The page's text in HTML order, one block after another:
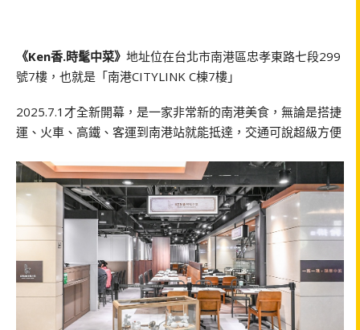
《Ken香.時髦中菜》 地址位在台北市南港區忠孝東路七段299
號7樓，也就是「南港CITYLINK C棟7樓」
2025.7.1才全新開幕，是一家非常新的南港美食，無論是搭捷
運、火車、高鐵、客運到南港站就能抵達，交通可說超級方便